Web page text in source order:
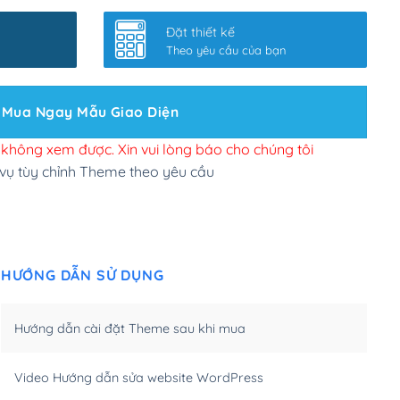
slider chính (+200,000₫)
site Wordpress(+100,000₫)
đăng web(+300,000₫)
tuỳ chọn
(+450,000₫)
Đặt thiết kế
Theo yêu cầu của bạn
Mua Ngay Mẫu Giao Diện
xem được. Xin vui lòng báo cho chúng tôi
tùy chỉnh Theme theo yêu cầu
HƯỚNG DẪN SỬ DỤNG
Hướng dẫn cài đặt Theme sau khi mua
Video Hướng dẫn sửa website WordPress